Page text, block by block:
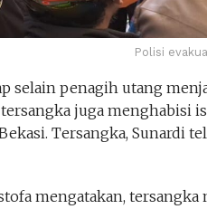
Polisi
selain penagih utang
juga menghabisi
Tersangka, Sunardi
mengatakan, tersangka